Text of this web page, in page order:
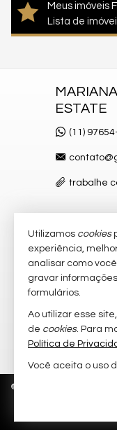
Meus imóveis
Lista de
ESTATE
(11)
trabalhe
VEJA
receba
imóveis
mapa de
©
Utilizamos cookies
experiência,
analisar como
gravar
formulários.
Ao utilizar esse
de cookies. Para
Política de
Você aceita o uso